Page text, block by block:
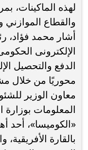
لهذه الماكينات،
والقطاع الموازني
أشار محمد فؤاد،
الإلكترونى
الدفع والتحصيل
محوريًا من خلال
معاون الوزير
المعلومات بوزارة
«الكوميسا»، أحد
بالقارة